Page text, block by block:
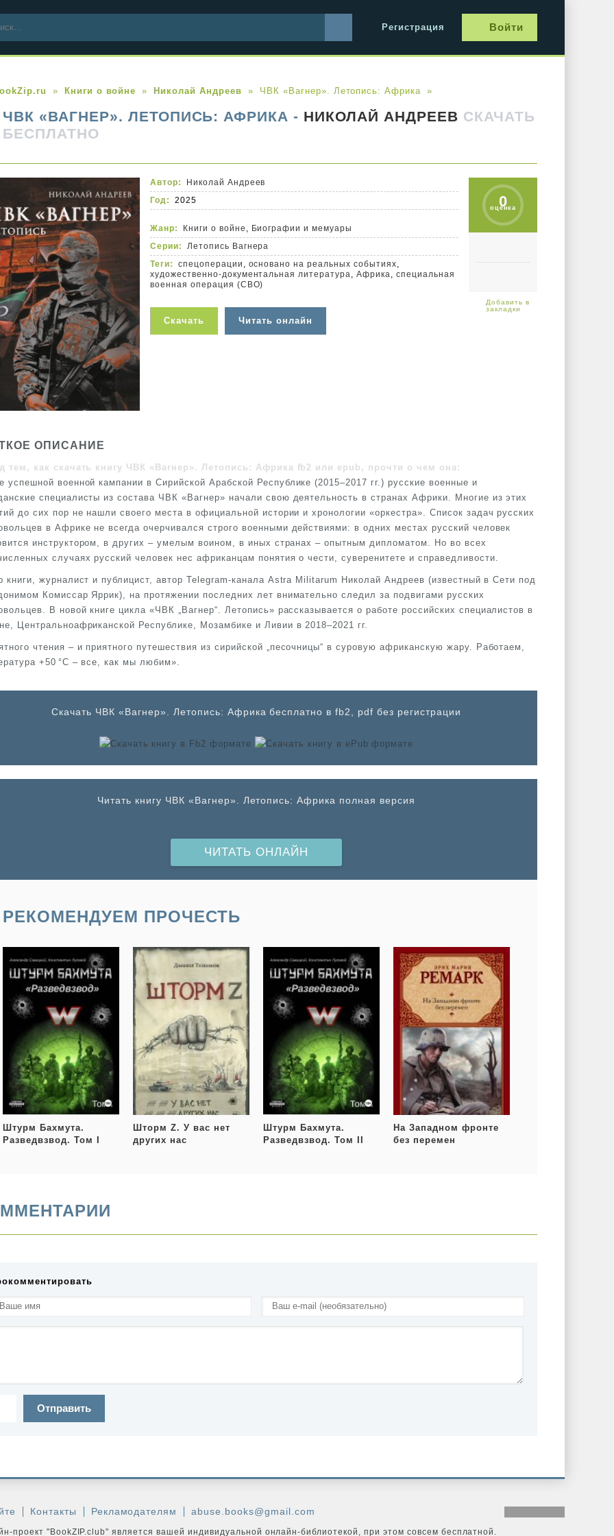
Регистрация Войти
Книги о войне Николай Андреев ЧВК «Вагнер». Летопись: Африка
ЧВК «ВАГНЕР». ЛЕТОПИСЬ: АФРИКА - НИКОЛАЙ АНДРЕЕВ СКАЧАТЬ
БЕСПЛАТНО
0
оценка
Автор:
Николай Андреев
Год:
2025
Жанр: Книги о войне , Биографии и мемуары
Серии:
Летопись Вагнера
Теги:
спецоперации , основано на реальных событиях,
художественно-документальная литература, Африка, специальная
военная операция (СВО)
Скачать Читать онлайн
ОПИСАНИЕ
тем, как скачать книгу ЧВК «Вагнер». Летопись: Африка fb2 или epub, прочти о чем она:
успешной военной кампании в Сирийской Арабской Республике (2015–2017 гг.) русские военные и
специалисты из состава ЧВК «Вагнер» начали свою деятельность в странах Африки. Многие из этих
до сих пор не нашли своего места в официальной истории и хронологии «оркестра». Список задач русских
в Африке не всегда очерчивался строго военными действиями: в одних местах русский человек
инструктором, в других – умелым воином, в иных странах – опытным дипломатом. Но во всех
случаях русский человек нес африканцам понятия о чести, суверенитете и справедливости.
книги, журналист и публицист, автор Telegram-канала Astra Militarum Николай Андреев (известный в Сети под
Комиссар Яррик), на протяжении последних лет внимательно следил за подвигами русских
В новой книге цикла «ЧВК „Вагнер“. Летопись» рассказывается о работе российских специалистов в
Центральноафриканской Республике, Мозамбике и Ливии в 2018–2021 гг.
чтения – и приятного путешествия из сирийской „песочницы“ в суровую африканскую жару. Работаем,
+50 °С – все, как мы любим».
Cкачать ЧВК «Вагнер». Летопись: Африка бесплатно в fb2, pdf без регистрации
Читать книгу ЧВК «Вагнер». Летопись: Африка полная версия
ЧИТАТЬ ОНЛАЙН
РЕКОМЕНДУЕМ ПРОЧЕСТЬ
Штурм Бахмута.
Разведвзвод. Том I
Шторм Z. У вас нет
других нас
Штурм Бахмута.
Разведвзвод. Том II
На Западном фронте
без перемен
Отправить
Контакты Рекламодателям abuse.books@gmail.com
проект "BookZIP.club" является вашей индивидуальной онлайн-библиотекой, при этом совсем бесплатной.